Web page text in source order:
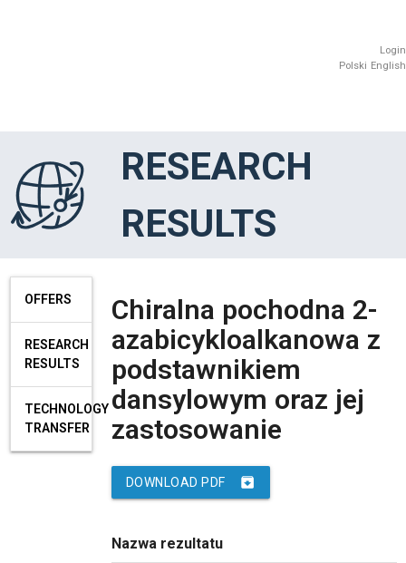
Login
Polski English
RESEARCH
RESULTS
OFFERS
RESEARCH
RESULTS
TECHNOLOGY
TRANSFER
Chiralna pochodna 2-
azabicykloalkanowa z
podstawnikiem
dansylowym oraz jej
zastosowanie
archive
DOWNLOAD PDF
Nazwa rezultatu